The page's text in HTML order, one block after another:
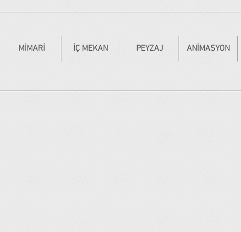
MİMARİ İÇ MEKAN PEYZAJ ANİMASYON